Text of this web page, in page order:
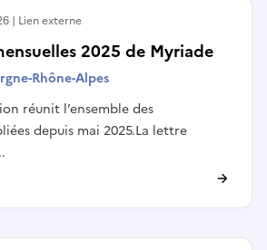
2025 de Myriade
Rhône-Alpes
réunit l’ensemble des
depuis mai 2025.La lettre
Lien externe